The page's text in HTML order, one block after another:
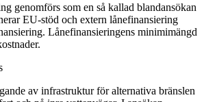
genomförs som en så kallad blandansökan
EU-stöd och extern lånefinansiering
Lånefinansieringens minimimängd
av infrastruktur för alternativa bränslen